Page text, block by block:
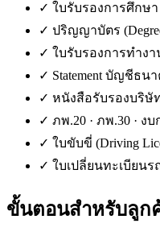
✓ ใบรับรองการศึกษา
✓ ปริญญาบัตร
✓ ใบรับรองการทำงา
✓ Statement บัญชีธน
✓ หนังสือรับรองบริษั
✓ ภพ.20 · ภพ.30 · งบ
✓ ใบขับขี่ (Driving
✓ ใบเปลี่ยนทะเบียน
ขั้นตอนสำหรับลูก